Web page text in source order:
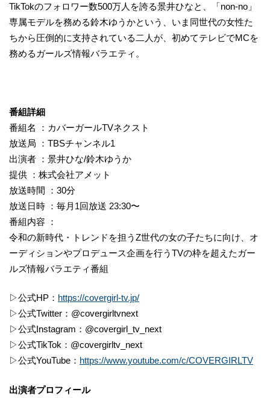
TikTokのフォロワー数500万人を誇る景井ひなと、「non-no」
専属モデルを務める鈴木ゆうかという、いま同世代の女性た
ちから圧倒的に支持されている二人が、初めてテレビでMCを
務めるガールズ情報バラエティ。
番組詳細
番組名 ：カバーガールTVネクスト
放送局 ：TBSチャンネル1
出演者 ：景井ひな/鈴木ゆうか
提供 ：株式会社アメット
放送時間 ：30分
放送日時 ：毎月1回放送 23:30〜
番組内容 ：
令和の新時代・トレンドを担うZ世代の女の子たちに向け、オ
ーディションやプロデュース企画を行うTVの枠を超えたガー
ルズ情報バラエティ番組
▷公式HP： https://covergirl-tv.jp/
▷公式Twitter：@covergirltvnext
▷公式Instagram：@covergirl_tv_next
▷公式TikTok：@covergirltv_next
▷公式YouTube： https://www.youtube.com/c/COVERGIRLTV
出演者プロフィール